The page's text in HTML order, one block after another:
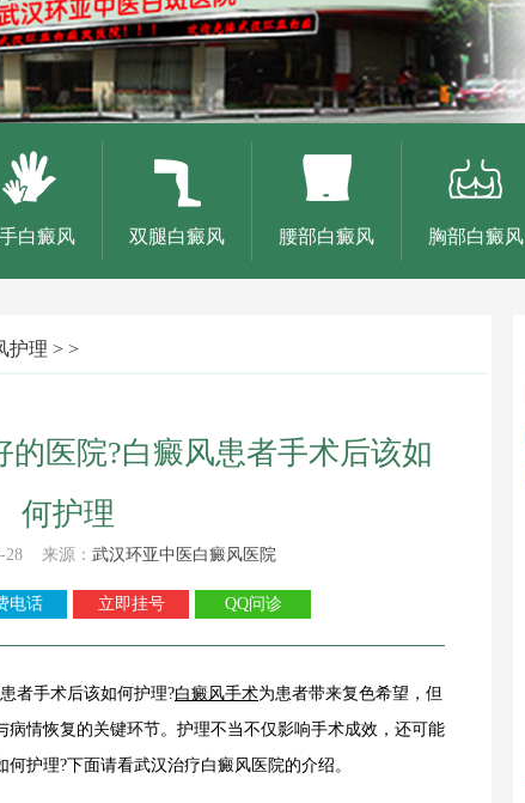
白癜风 双腿白癜风 腰部白癜风 胸部白癜风
护理 > >
医院?白癜风患者手术后该如
何护理
28 来源： 武汉环亚中医白癜风医院
电话 立即挂号 QQ问诊
者手术后该如何护理?白癜风手术为患者带来复色希望，但
情恢复的关键环节。护理不当不仅影响手术成效，还可能
护理?下面请看武汉治疗白癜风医院的介绍。